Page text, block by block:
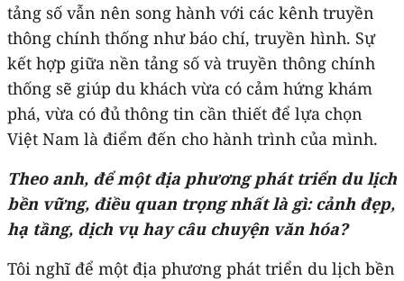
tảng số vẫn nên song hành với các kênh truyền
thông chính thống như báo chí, truyền hình. Sự
kết hợp giữa nền tảng số và truyền thông chính
thống sẽ giúp du khách vừa có cảm hứng khám
phá, vừa có đủ thông tin cần thiết để lựa chọn
Việt Nam là điểm đến cho hành trình của mình.
Theo anh, để một địa phương phát triển du lịch
bền vững, điều quan trọng nhất là gì: cảnh đẹp,
hạ tầng, dịch vụ hay câu chuyện văn hóa?
Tôi nghĩ để một địa phương phát triển du lịch bền